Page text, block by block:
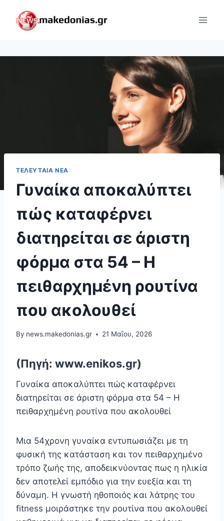
content
ΤΕΛΕΥΤΑΊΑ ΝΈΑ
Γυναίκα αποκαλύπτει
πώς καταφέρνει
διατηρείται σε άριστη
φόρμα στα 54 – Η
πειθαρχημένη ρουτίνα
που ακολουθεί
By news.makedonias.gr 21 Μαΐου, 2026
(Πηγή: www.enikos.gr)
Γυναίκα αποκαλύπτει πώς καταφέρνει
διατηρείται σε άριστη φόρμα στα 54 – Η
πειθαρχημένη ρουτίνα που ακολουθεί
Μια 54χρονη γυναίκα εντυπωσιάζει με τη
φυσική της κατάσταση και τον πειθαρχημένο
τρόπο ζωής της, αποδεικνύοντας πως η ηλικία
δεν αποτελεί εμπόδιο για την ευεξία και τη
δύναμη. Η γνωστή ηθοποιός και λάτρης του
fitness μοιράστηκε την ρουτίνα που ακολουθεί